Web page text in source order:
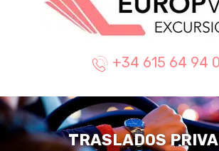
+34 615 64 94
TRASLADOS